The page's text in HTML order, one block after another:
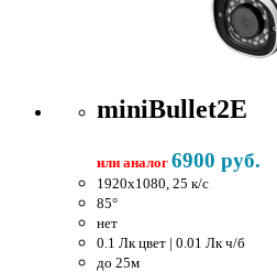
miniBullet2E
или аналог 6900 руб.
1920x1080, 25 к/c
85°
нет
0.1 Лк цвет | 0.01 Лк ч/б
до 25м